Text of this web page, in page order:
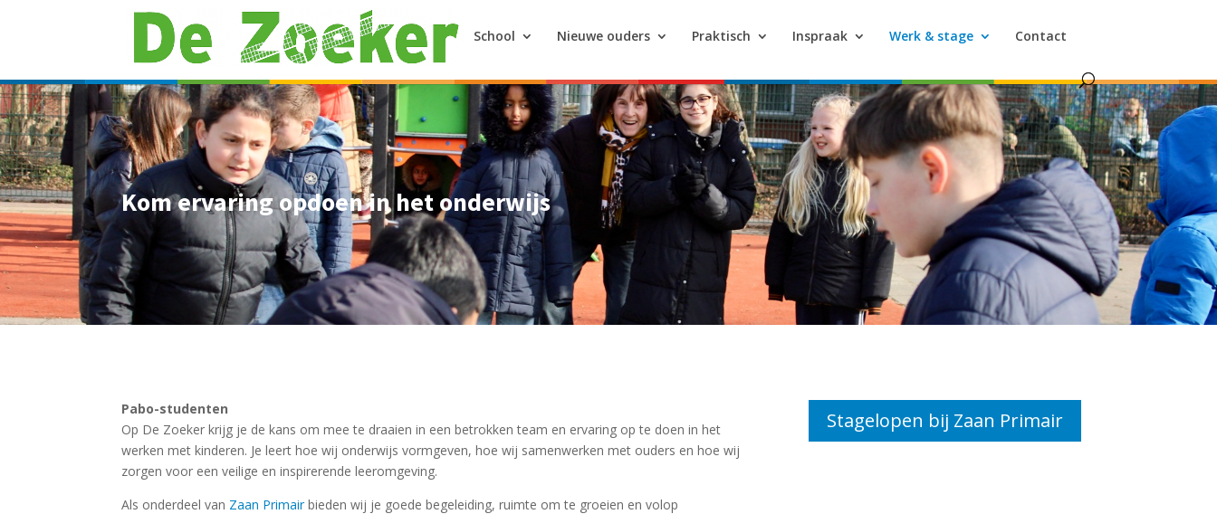
School Nieuwe ouders Praktisch Inspraak Werk & stage Contact
Kom ervaring opdoen in het onderwijs
Pabo-studenten
Op De Zoeker krijg je de kans om mee te draaien in een betrokken team en ervaring op te doen in het
werken met kinderen. Je leert hoe wij onderwijs vormgeven, hoe wij samenwerken met ouders en hoe wij
zorgen voor een veilige en inspirerende leeromgeving.
Als onderdeel van Zaan Primairbieden wij je goede begeleiding, ruimte om te groeien en volop
Stagelopen bij Zaan Primair